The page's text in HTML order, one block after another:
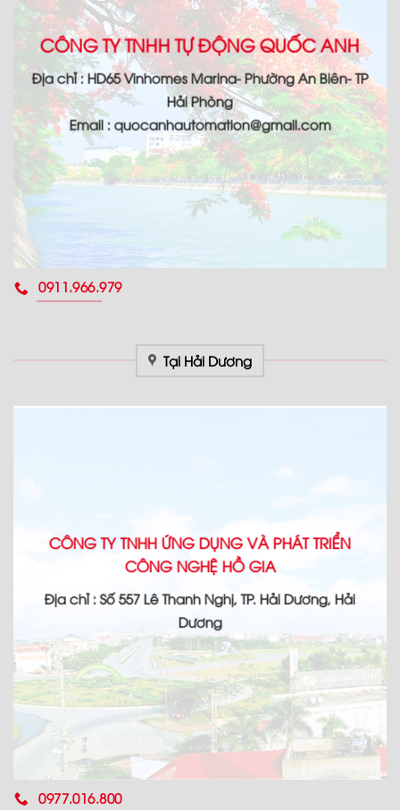
CÔNG TY TNHH TỰ ĐỘNG QUỐC ANH
Địa chỉ : HD65 Vinhomes Marina- Phường An Biên- TP
Hải Phòng
Email : quocanhautomation@gmail.com
0911.966.979
Tại Hải Dương
CÔNG TY TNHH ỨNG DỤNG VÀ PHÁT TRIỂN
CÔNG NGHỆ HỒ GIA
Địa chỉ : Số 557 Lê Thanh Nghị, TP. Hải Dương, Hải
Dương
0977.016.800